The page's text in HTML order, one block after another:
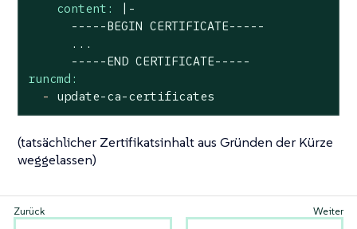
content:
|-
      -----BEGIN CERTIFICATE-----
      ...
runcmd:
-
update-ca-certificates
(tatsächlicher Zertifikatsinhalt aus Gründen der Kürze
weggelassen)